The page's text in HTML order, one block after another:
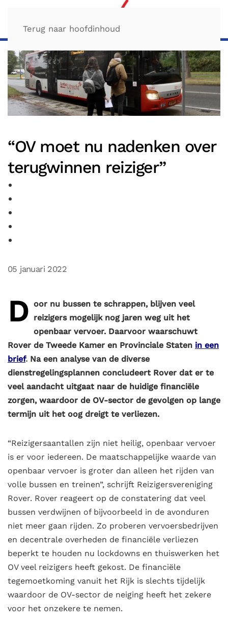
Terug naar hoofdinhoud
“OV moet nu nadenken over
terugwinnen reiziger”
05 januari 2022
D oor nu bussen te schrappen, blijven veel
reizigers mogelijk nog jaren weg uit het
openbaar vervoer. Daarvoor waarschuwt
Rover de Tweede Kamer en Provinciale Staten in een
brief. Na een analyse van de diverse
dienstregelingsplannen concludeert Rover dat er te
veel aandacht uitgaat naar de huidige financiële
zorgen, waardoor de OV-sector de gevolgen op lange
termijn uit het oog dreigt te verliezen.
“Reizigersaantallen zijn niet heilig, openbaar vervoer
is er voor iedereen. De maatschappelijke waarde van
openbaar vervoer is groter dan alleen het rijden van
volle bussen en treinen”, schrijft Reizigersvereniging
Rover. Rover reageert op de constatering dat veel
bussen verdwijnen of bijvoorbeeld in de avonduren
niet meer gaan rijden. Zo proberen vervoersbedrijven
en decentrale overheden de financiële verliezen
beperkt te houden nu lockdowns en thuiswerken het
OV veel reizigers heeft gekost. De financiële
tegemoetkoming vanuit het Rijk is slechts tijdelijk
waardoor de OV-sector de neiging heeft het zekere
voor het onzekere te nemen.